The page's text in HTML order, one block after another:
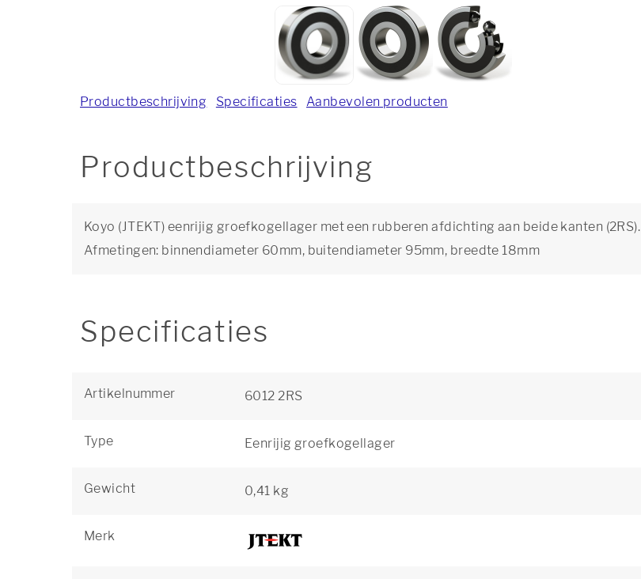
Productbeschrijving Specificaties Aanbevolen producten
Productbeschrijving
Koyo (JTEKT) eenrijig groefkogellager met een rubberen afdichting aan beide kanten (2RS).
Afmetingen: binnendiameter 60mm, buitendiameter 95mm, breedte 18mm
Specificaties
Artikelnummer 6012 2RS
Type Eenrijig groefkogellager
Gewicht 0,41 kg
Merk